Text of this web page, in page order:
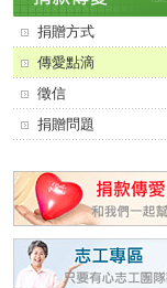
分類選單
捐贈方式
傳愛點滴
徵信
捐贈問題